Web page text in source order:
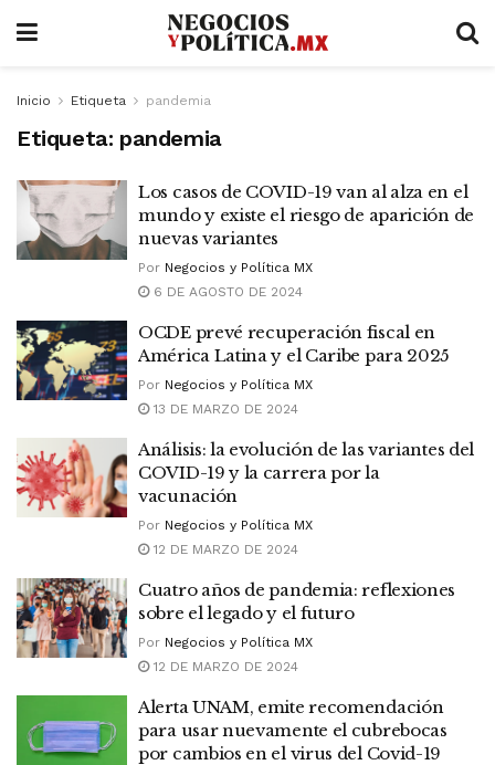
Inicio Etiqueta pandemia
Etiqueta: pandemia
Los casos de COVID-19 van al alza en el
mundo y existe el riesgo de aparición de
nuevas variantes
Por Negocios y Política MX
6 DE AGOSTO DE 2024
OCDE prevé recuperación fiscal en
América Latina y el Caribe para 2025
Por Negocios y Política MX
13 DE MARZO DE 2024
Análisis: la evolución de las variantes del
COVID-19 y la carrera por la
vacunación
Por Negocios y Política MX
12 DE MARZO DE 2024
Cuatro años de pandemia: reflexiones
sobre el legado y el futuro
Por Negocios y Política MX
12 DE MARZO DE 2024
Alerta UNAM, emite recomendación
para usar nuevamente el cubrebocas
por cambios en el virus del Covid-19